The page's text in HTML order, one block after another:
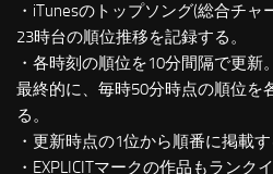
・iTunesのトップソング(総合チ
23時台の順位推移を記録する。
・各時刻の順位を10分間隔で更新。
最終的に、毎時50分時点の順位を
る。
・更新時点の1位から順番に掲載す
・EXPLICITマークの作品もラン